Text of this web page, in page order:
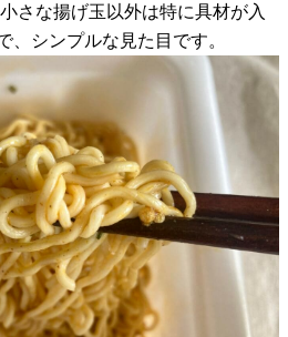
さな揚げ玉以外は特に具材が入
、シンプルな見た目です。